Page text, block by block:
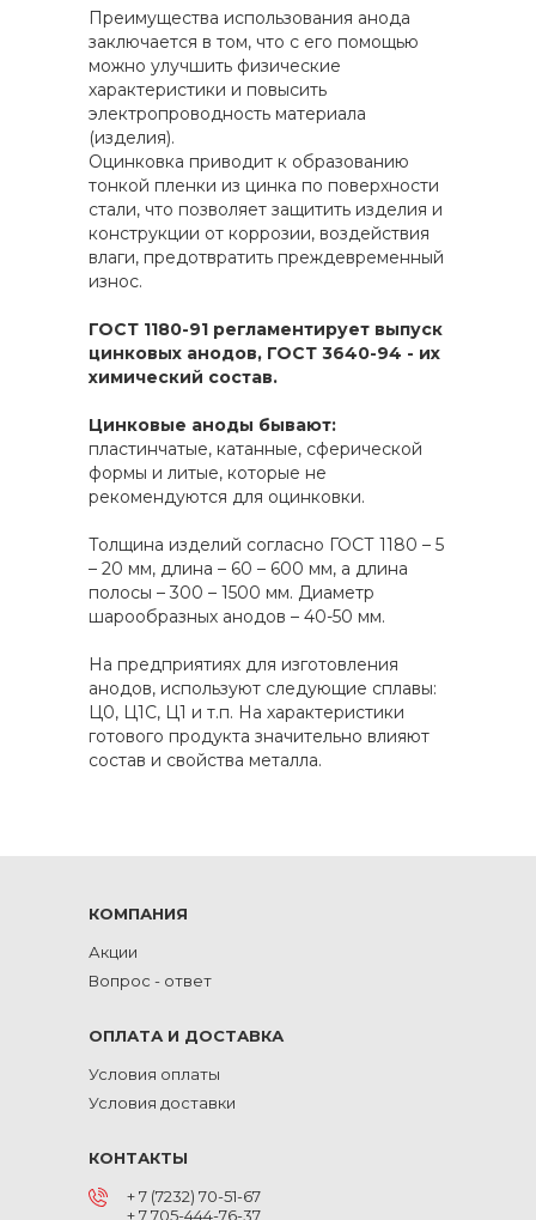
Преимущества использования анода
заключается в том, что с его помощью
можно улучшить физические
характеристики и повысить
электропроводность материала
(изделия).
Оцинковка приводит к образованию
тонкой пленки из цинка по поверхности
стали, что позволяет защитить изделия и
конструкции от коррозии, воздействия
влаги, предотвратить преждевременный
износ.
ГОСТ 1180-91 регламентирует выпуск
цинковых анодов, ГОСТ 3640-94 - их
химический состав.
Цинковые аноды бывают:
пластинчатые, катанные, сферической
формы и литые, которые не
рекомендуются для оцинковки.
Толщина изделий согласно ГОСТ 1180 – 5
– 20 мм, длина – 60 – 600 мм, а длина
полосы – 300 – 1500 мм. Диаметр
шарообразных анодов – 40-50 мм.
На предприятиях для изготовления
анодов, используют следующие сплавы:
Ц0, Ц1С, Ц1 и т.п. На характеристики
готового продукта значительно влияют
состав и свойства металла.
КОМПАНИЯ
Акции
Вопрос - ответ
ОПЛАТА И ДОСТАВКА
Условия оплаты
Условия доставки
КОНТАКТЫ
+ 7 (7232) 70-51-67
+ 7 705-444-76-37